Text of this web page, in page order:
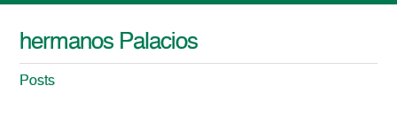
hermanos Palacios
Posts